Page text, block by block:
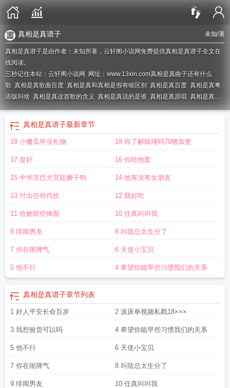
未知/著
真相是真谱子
真相是真谱子是由作者：未知所著，云轩阁小说网免费提供真相是真谱子全文在
线阅读。
三秒记住本站：云轩阁小说网 网址：www.13xin.com真相是真曲子还有什么
歌 真相是真歌曲百度 真相是真和真相是假有啥区别 真相是真百度 真相是真粤
语版叫啥 真相是真这首歌的含义 真相是真说的是谁 真相是真原唱 真相是真歌
词真相是真西皮讲的是什么真相是真是什么时候的歌真相是真歌词原型真相
是真的旋律跟哪首歌相似 真相是真的原型cp
是 真相是真广播剧
阅读真相是真真相是假什么意思 真相是真胡说八道真相是真创作背景
真危险玩家讲的什么
真相是真的原曲
的真相是真歌曲的寓意莎头真相是真 真相是真的原型cp是谁
星真相是真钢琴谱 真相是真GL 真相是真哪一年写的
星邱真相是真这首歌背后的故事 真相是真是原耽吗 真相是真真相是假歌词对
抄袭独活真相是真实体书 真相是真是什么书真相是真邱鼎杰mp3百度
真相是真 星邱歌词 真相是真写的是哪对cp 真相是真的原型出自哪里
真粤语真相是真以团之名 博君一肖真相是真真相是真原曲是哪
首真相是真原曲是哪首歌真相是假真相是真5以下克上真相是真原曲真相是
候出的 真相是真在哪个app 真相是真原型
相是什么真相是真歌曲
真相是真谱子最新章节
19 小傻瓜毕业礼物 18 你了解陆瑾吗70猪加更
17 捉奸 16 你给他套
15 中华京巴犬宫廷狮子狗 14 他有没有女朋友
13 付出任何代价 12 我好吃
11 给她留些体面 10 任真叫叫我
9 绯闻男友 8 叫陆总太生分了
7 你在闹脾气 6 天使小宝贝
5 他不行 4 希望你能早些习惯我们的关系
真相是真谱子章节列表
1 好人平安长命百岁 2 滚床单视频私戳18×××
3 我想验货可以吗 4 希望你能早些习惯我们的关系
5 他不行 6 天使小宝贝
7 你在闹脾气 8 叫陆总太生分了
9 绯闻男友 10 任真叫叫我